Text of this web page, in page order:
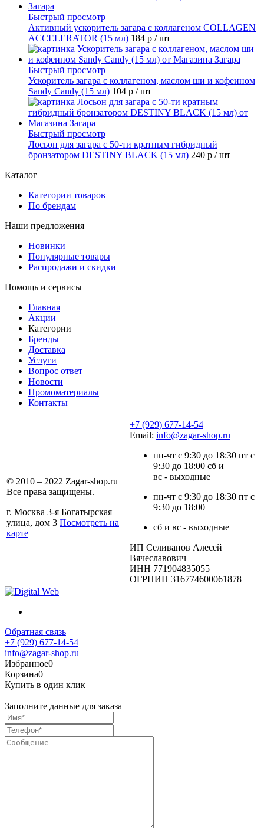
Быстрый просмотр
Активный ускоритель загара с коллагеном COLLAGEN
ACCELERATOR (15 мл) 184 р / шт
Быстрый просмотр
Ускоритель загара с коллагеном, маслом ши и кофеином
Sandy Candy (15 мл) 104 р / шт
Быстрый просмотр
Лосьон для загара с 50-ти кратным гибридный
бронзатором DESTINY BLACK (15 мл) 240 р / шт
Каталог
Категории товаров
По брендам
Наши предложения
Новинки
Популярные товары
Распродажи и скидки
Помощь и сервисы
Главная
Акции
Категории
Бренды
Доставка
Услуги
Вопрос ответ
Новости
Промоматериалы
Контакты
© 2010 – 2022 Zagar-shop.ru
Все права защищены.
г. Москва 3-я Богатырская
улица, дом 3 Посмотреть на
карте
+7 (929) 677-14-54
Email: info@zagar-shop.ru
пн-чт с 9:30 до 18:30 пт с
9:30 до 18:00 сб и
вс - выходные
пн-чт с 9:30 до 18:30 пт с
9:30 до 18:00
сб и вс - выходные
ИП Селиванов Алесей
Вячеславович
ИНН 771904835055
ОГРНИП 316774600061878
Обратная связь
+7 (929) 677-14-54
info@zagar-shop.ru
Избранное0
Корзина0
Купить в один клик
Заполните данные для заказа